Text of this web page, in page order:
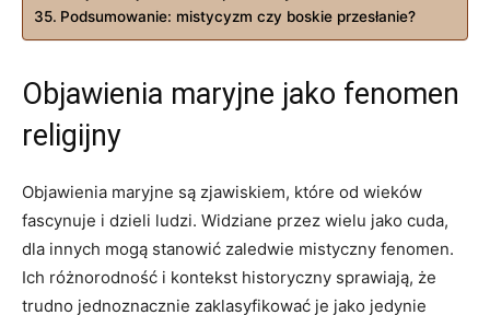
Podsumowanie: mistycyzm czy​ boskie przesłanie?
Objawienia maryjne jako⁢ fenomen
religijny
Objawienia maryjne są‍ zjawiskiem,‍ które od⁢ wieków
fascynuje i dzieli‌ ludzi.⁣ Widziane przez wielu jako cuda,⁣
dla innych mogą stanowić zaledwie mistyczny fenomen.
Ich różnorodność i kontekst ‌historyczny sprawiają, że⁣
trudno jednoznacznie zaklasyfikować je ‍jako jedynie